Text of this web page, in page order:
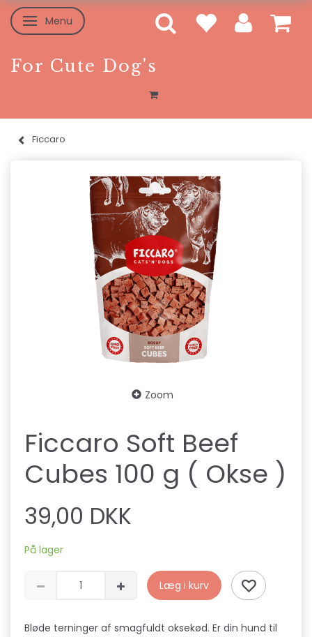
Skifte navigation
Menu
For Cute Dog's
Ficcaro
Zoom
Ficcaro Soft Beef
Cubes 100 g ( Okse )
39,00 DKK
På lager
Læg i kurv
Bløde terninger af smagfuldt oksekød. Er din hund til